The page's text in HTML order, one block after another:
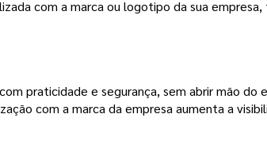
com a marca ou logotipo da sua
praticidade e segurança, sem abrir mão do
com a marca da empresa aumenta a